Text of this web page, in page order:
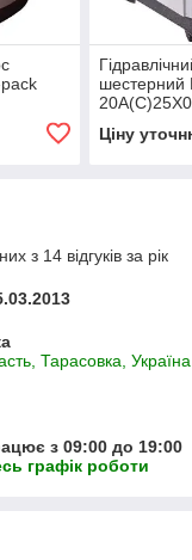
шестерний
Ціну
з 14 відгуків за рік
Тарасовка, Україна
з 09:00 до 19:00
графік роботи